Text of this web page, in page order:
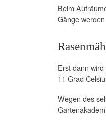
Beim
Gänge
Erst dann
11 Grad
Wegen des